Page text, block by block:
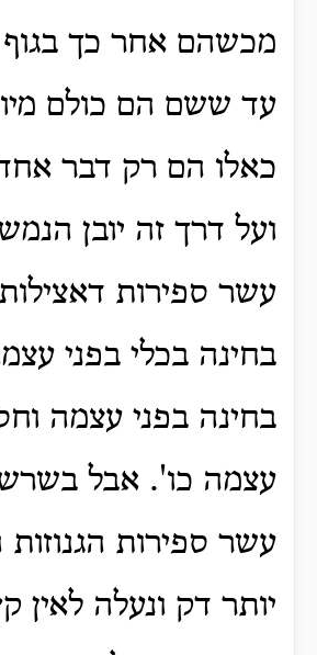
מכשהם אחר כך בגוף
עד ששם הם כולם
כאלו הם רק דבר
ועל דרך זה יובן
עשר ספירות
בחינה בכלי בפני
בחינה בפני עצמה
עצמה כו'. אבל
עשר ספירות הגנוזות
יותר דק ונעלה לאין